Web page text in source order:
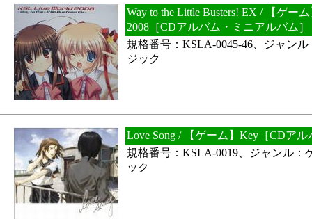
Way to the Little Busters! EX / 【ゲー
2008［CDアルバム・ミニアルバム］
規格番号：KSLA-0045-46、ジャン
ジック
Love Song / 【ゲーム】Key［CDア
規格番号：KSLA-0019、ジャンル：
ック